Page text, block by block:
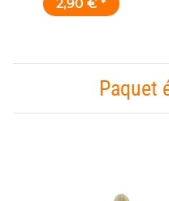
Plastiques
2,90 € *
Paquet